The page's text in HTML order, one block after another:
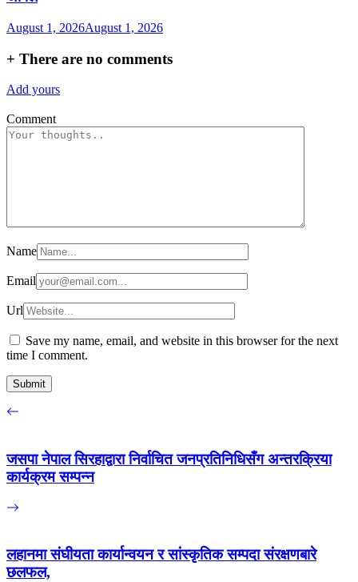
August 1, 2026August 1, 2026
+ There are no comments
Add yours
Comment
Name
Email
Url
Save my name, email, and website in this browser for the next
time I comment.
जसपा नेपाल सिरहाद्वारा निर्वाचित जनप्रतिनिधिसँग अन्तरक्रिया
कार्यक्रम सम्पन्न
लहानमा संघीयता कार्यान्वयन र सांस्कृतिक सम्पदा संरक्षणबारे
छलफल,